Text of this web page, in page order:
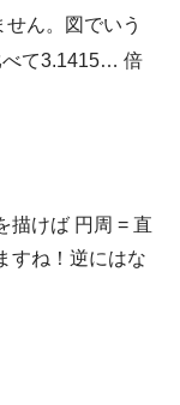
ん。図でいう
べて3.1415… 倍
描けば 円周 = 直
すね！逆にはな